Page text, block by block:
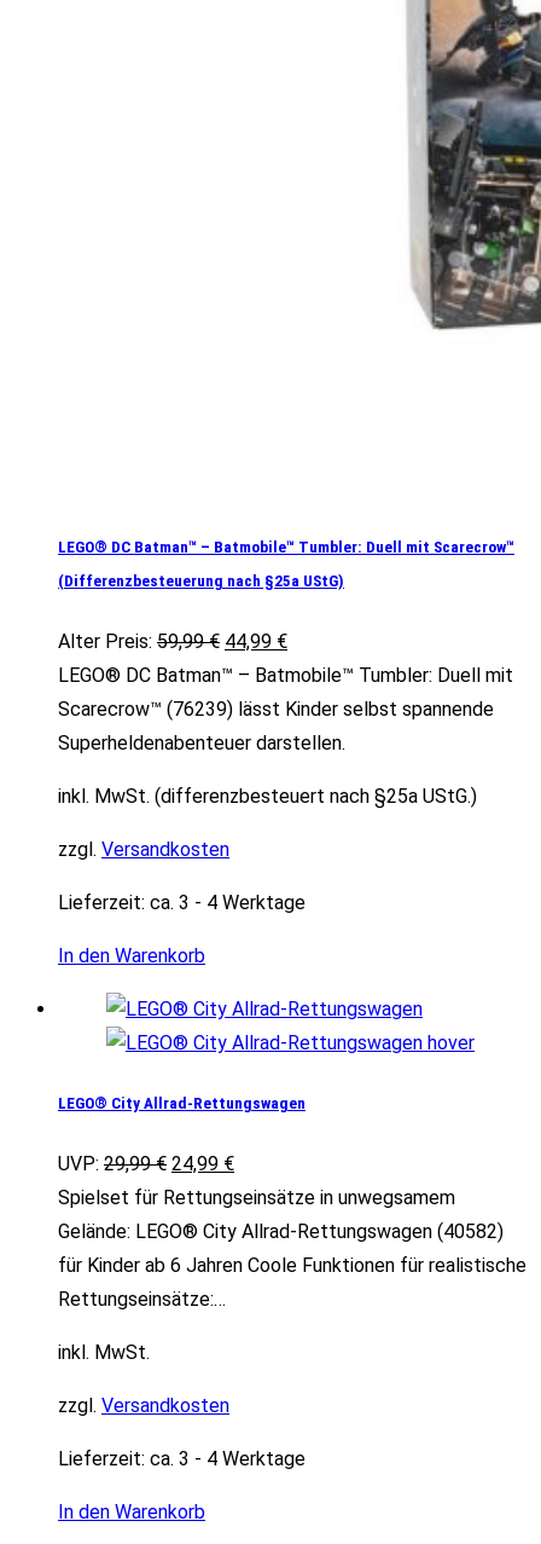
LEGO® DC Batman™ – Batmobile™ Tumbler: Duell mit Scarecrow™
(Differenzbesteuerung nach §25a UStG)
Alter Preis: 59,99€ Ursprünglicher
Preis
war:
59,99 €
44,99 €Aktueller
Preis
ist:
44,99 €.
LEGO® DC Batman™ – Batmobile™ Tumbler: Duell mit
Scarecrow™ (76239) lässt Kinder selbst spannende
Superheldenabenteuer darstellen.
inkl. MwSt. (differenzbesteuert nach §25a UStG.)
zzgl. Versandkosten
Lieferzeit: ca. 3 - 4 Werktage
In den Warenkorb
LEGO® City Allrad-Rettungswagen
UVP: 29,99€ Ursprünglicher
Preis
war:
29,99 €
24,99 €Aktueller
Preis
ist:
24,99 €.
Spielset für Rettungseinsätze in unwegsamem
Gelände: LEGO® City Allrad-Rettungswagen (40582)
für Kinder ab 6 Jahren Coole Funktionen für realistische
Rettungseinsätze:…
inkl. MwSt.
zzgl. Versandkosten
Lieferzeit: ca. 3 - 4 Werktage
In den Warenkorb